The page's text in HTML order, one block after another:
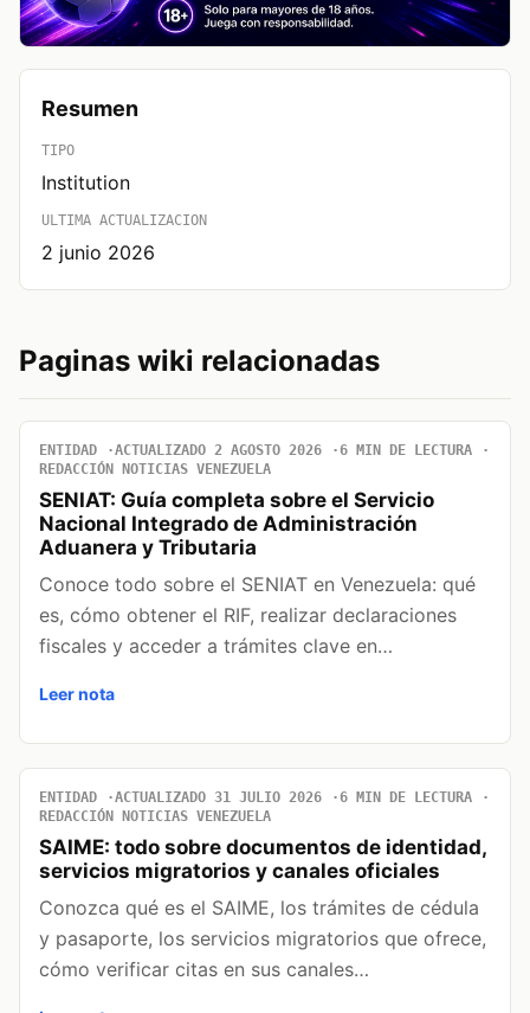
Resumen
TIPO
Institution
ULTIMA ACTUALIZACION
2 junio 2026
Paginas wiki relacionadas
ENTIDAD ACTUALIZADO 2 AGOSTO 2026
6 MIN DE LECTURA
REDACCIÓN NOTICIAS VENEZUELA
SENIAT: Guía completa sobre el Servicio
Nacional Integrado de Administración
Aduanera y Tributaria
Conoce todo sobre el SENIAT en Venezuela: qué
es, cómo obtener el RIF, realizar declaraciones
fiscales y acceder a trámites clave en…
Leer nota
ENTIDAD ACTUALIZADO 31 JULIO 2026
6 MIN DE LECTURA
REDACCIÓN NOTICIAS VENEZUELA
SAIME: todo sobre documentos de identidad,
servicios migratorios y canales oficiales
Conozca qué es el SAIME, los trámites de cédula
y pasaporte, los servicios migratorios que ofrece,
cómo verificar citas en sus canales…